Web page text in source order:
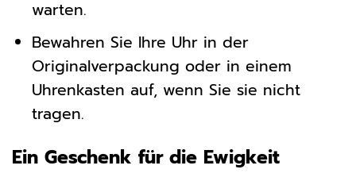
warten.
Bewahren Sie Ihre Uhr in der
Originalverpackung oder in einem
Uhrenkasten auf, wenn Sie sie nicht
tragen.
Ein Geschenk für die Ewigkeit